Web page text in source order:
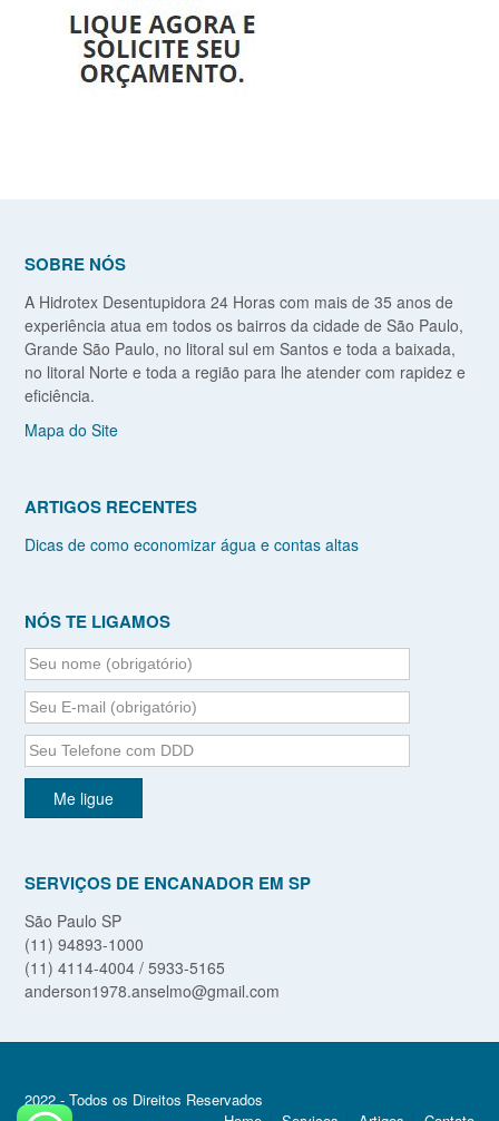
SOBRE NÓS
A Hidrotex Desentupidora 24 Horas com mais de 35 anos de
experiência atua em todos os bairros da cidade de São Paulo,
Grande São Paulo, no litoral sul em Santos e toda a baixada,
no litoral Norte e toda a região para lhe atender com rapidez e
eficiência.
Mapa do Site
ARTIGOS RECENTES
Dicas de como economizar água e contas altas
NÓS TE LIGAMOS
SERVIÇOS DE ENCANADOR EM SP
São Paulo SP
(11) 94893-1000
(11) 4114-4004 / 5933-5165
anderson1978.anselmo@gmail.com
2022 - Todos os Direitos Reservados